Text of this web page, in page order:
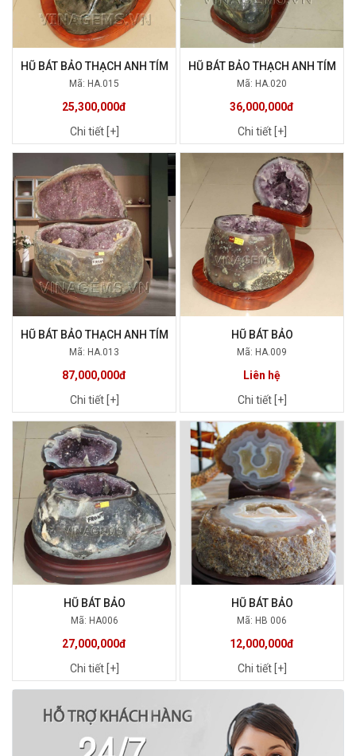
HŨ BÁT BẢO THẠCH ANH TÍM
Mã: HA.015
25,300,000đ
Chi tiết [+]
HŨ BÁT BẢO THẠCH ANH TÍM
Mã: HA.020
36,000,000đ
Chi tiết [+]
HŨ BÁT BẢO THẠCH ANH TÍM
Mã: HA.013
87,000,000đ
Chi tiết [+]
HŨ BÁT BẢO
Mã: HA.009
Liên hệ
Chi tiết [+]
HŨ BÁT BẢO
Mã: HA006
27,000,000đ
Chi tiết [+]
HŨ BÁT BẢO
Mã: HB 006
12,000,000đ
Chi tiết [+]